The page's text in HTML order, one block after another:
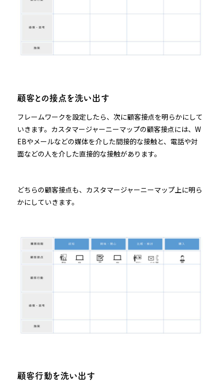
顧客との接点を洗い出す
フレームワークを設定したら、次に顧客接点を明らかにして
いきます。カスタマージャーニーマップの顧客接点には、W
EBやメールなどの媒体を介した間接的な接触と、電話や対
面などの人を介した直接的な接触があります。
どちらの顧客接点も、カスタマージャーニーマップ上に明ら
かにしていきます。
顧客行動を洗い出す